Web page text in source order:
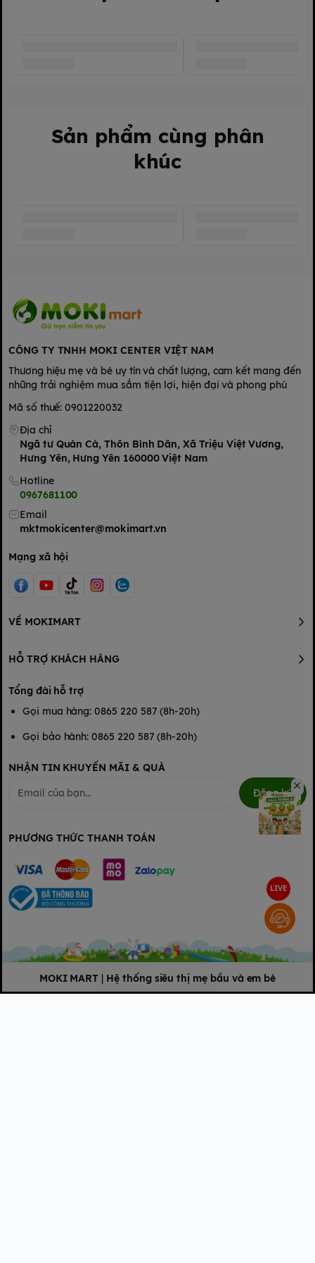
Sản phẩm cùng phân
khúc
CÔNG TY TNHH MOKI CENTER VIỆT NAM
Thương hiệu mẹ và bé uy tín và chất lượng, cam kết mang đến
những trải nghiệm mua sắm tiện lợi, hiện đại và phong phú
Mã số thuế: 0901220032
Địa chỉ
Ngã tư Quán Cà, Thôn Bình Dân, Xã Triệu Việt Vương,
Hưng Yên, Hưng Yên 160000 Việt Nam
Hotline
0967681100
Email
mktmokicenter@mokimart.vn
Mạng xã hội
VỀ MOKIMART
HỖ TRỢ KHÁCH HÀNG
Tổng đài hỗ trợ
Gọi mua hàng: 0865 220 587 (8h-20h)
Gọi bảo hành: 0865 220 587 (8h-20h)
NHẬN TIN KHUYẾN MÃI & QUÀ
Đăng ký
PHƯƠNG THỨC THANH TOÁN
MOKI MART Hệ thống siêu thị mẹ bầu và em bé
LIVE